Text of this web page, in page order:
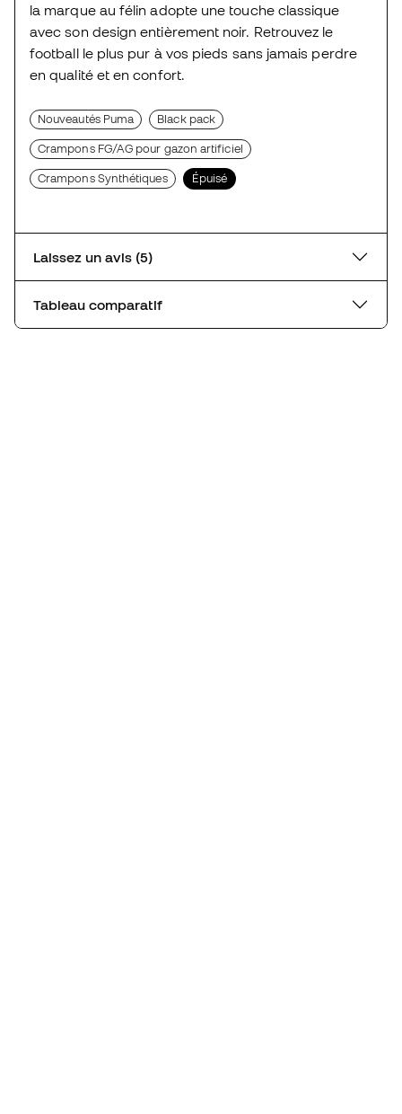
la marque au félin adopte une touche classique
avec son design entièrement noir. Retrouvez le
football le plus pur à vos pieds sans jamais perdre
en qualité et en confort.
Nouveautés Puma Black pack
Crampons FG/AG pour gazon artificiel
Crampons Synthétiques Épuisé
Laissez un avis (5)
Tableau comparatif